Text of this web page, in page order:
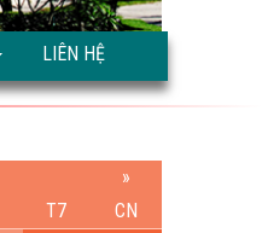
LIÊN HỆ
»
T7
CN